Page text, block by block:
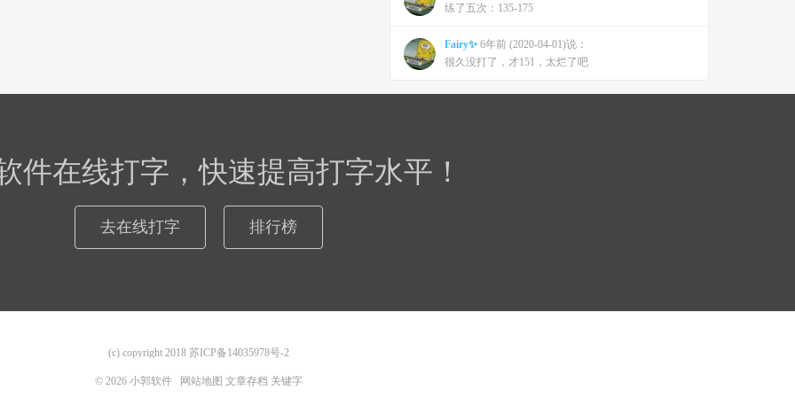
练了五次：135-175
Fairy✨ 6年前 (2020-04-01)说：
很久没打了，才151，太烂了吧
件在线打字，快速提高打字水平！
去在线打字 排行榜
(c) copyright 2018 苏ICP备14035978号-2
© 2026 小郭软件 网站地图 文章存档 关键字